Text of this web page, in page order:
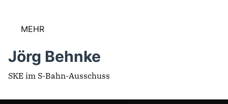
MEHR
Jörg Behnke
SKE im S-Bahn-Ausschuss